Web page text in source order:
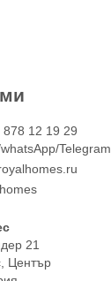
878 12 19 29
Telegram
21
Център